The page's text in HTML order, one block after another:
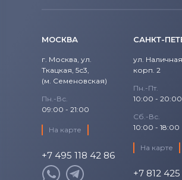
Аккумуляторы для ноутбуков
Machenike
Аккумуляторы для ноутбуков
Аккумуляторы для ноутбуков
Аккумуляторы для ноутбуков
Fujitsu-Siemens
Precision 15
Studio
Studio 14
Venue
1525
1526
1545
1564
МОСКВА
г. Москва, ул.
Ткацкая, 5с3,
(м. Семеновская)
Пн.-Вс.
09:00 - 21:00
На карте
+7 495 118 42 86
САНКТ-
ул.
корп. 2
Пн.-Пт.
10:00 - 20:00
Сб.-Вс.
10:00 - 18:00
На карте
+7 812